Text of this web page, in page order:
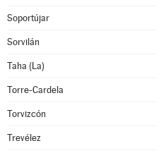
Soportújar
Sorvilán
Taha (La)
Torre-Cardela
Torvizcón
Trevélez